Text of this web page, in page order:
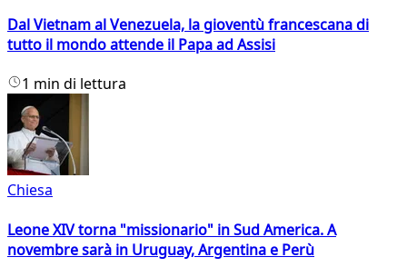
Dal Vietnam al Venezuela, la gioventù francescana di
tutto il mondo attende il Papa ad Assisi
1 min di lettura
Chiesa
Leone XIV torna "missionario" in Sud America. A
novembre sarà in Uruguay, Argentina e Perù